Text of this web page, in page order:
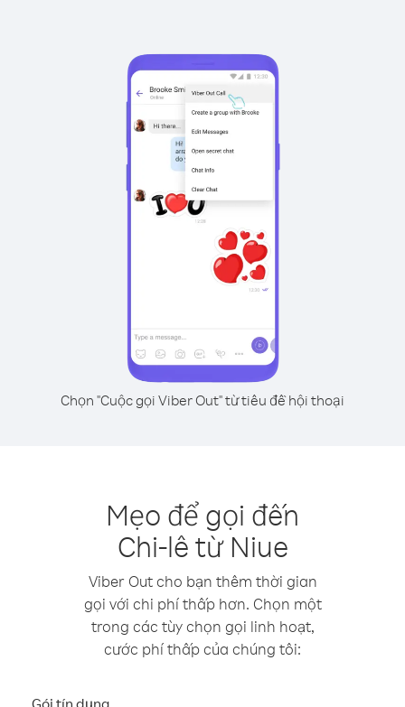
Chọn "Cuộc gọi Viber Out" từ tiêu đề hội thoại
Mẹo để gọi đến
Chi-lê từ Niue
Viber Out cho bạn thêm thời gian
gọi với chi phí thấp hơn. Chọn một
trong các tùy chọn gọi linh hoạt,
cước phí thấp của chúng tôi:
Gói tín dụng